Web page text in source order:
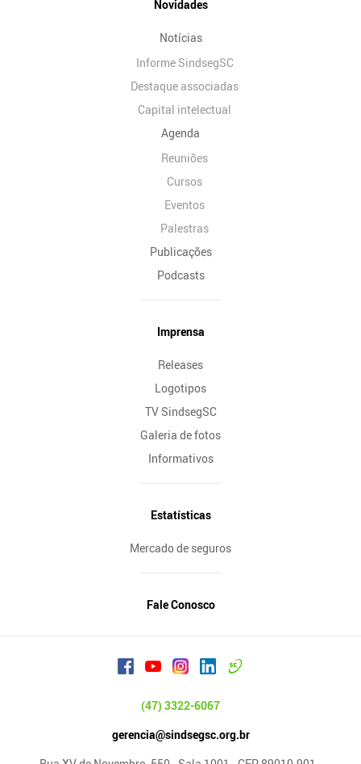
Novidades
Notícias
Informe SindsegSC
Destaque associadas
Capital intelectual
Agenda
Reuniões
Cursos
Eventos
Palestras
Publicações
Podcasts
Imprensa
Releases
Logotipos
TV SindsegSC
Galeria de fotos
Informativos
Estatísticas
Mercado de seguros
Fale Conosco
(47) 3322-6067
gerencia@sindsegsc.org.br